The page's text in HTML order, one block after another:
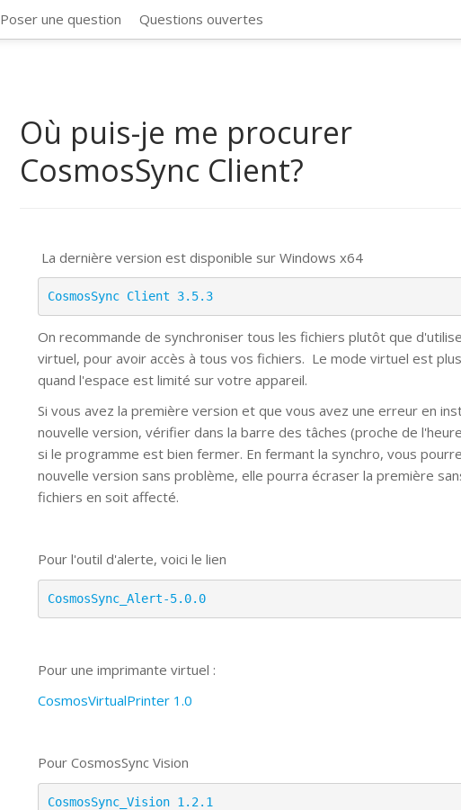
Poser une question Questions ouvertes
Où puis-je me procurer
CosmosSync Client?
La dernière version est disponible sur Windows x64
CosmosSync Client 3.5.3
On recommande de synchroniser tous les fichiers plutôt que
virtuel, pour avoir accès à tous vos fichiers. Le mode virtuel est
quand l'espace est limité sur votre appareil.
Si vous avez la première version et que vous avez une erreur en
nouvelle version, vérifier dans la barre des tâches (proche de
si le programme est bien fermer. En fermant la synchro, vous
nouvelle version sans problème, elle pourra écraser la première
fichiers en soit affecté.
Pour l'outil d'alerte, voici le lien
CosmosSync_Alert-5.0.0
Pour une imprimante virtuel :
CosmosVirtualPrinter 1.0
Pour CosmosSync Vision
CosmosSync_Vision 1.2.1